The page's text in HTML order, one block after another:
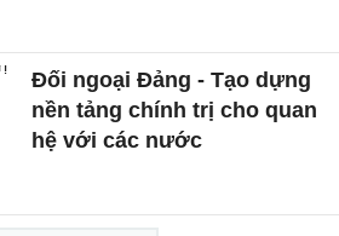
Đối ngoại Đảng - Tạo dựng
nền tảng chính trị cho quan
hệ với các nước